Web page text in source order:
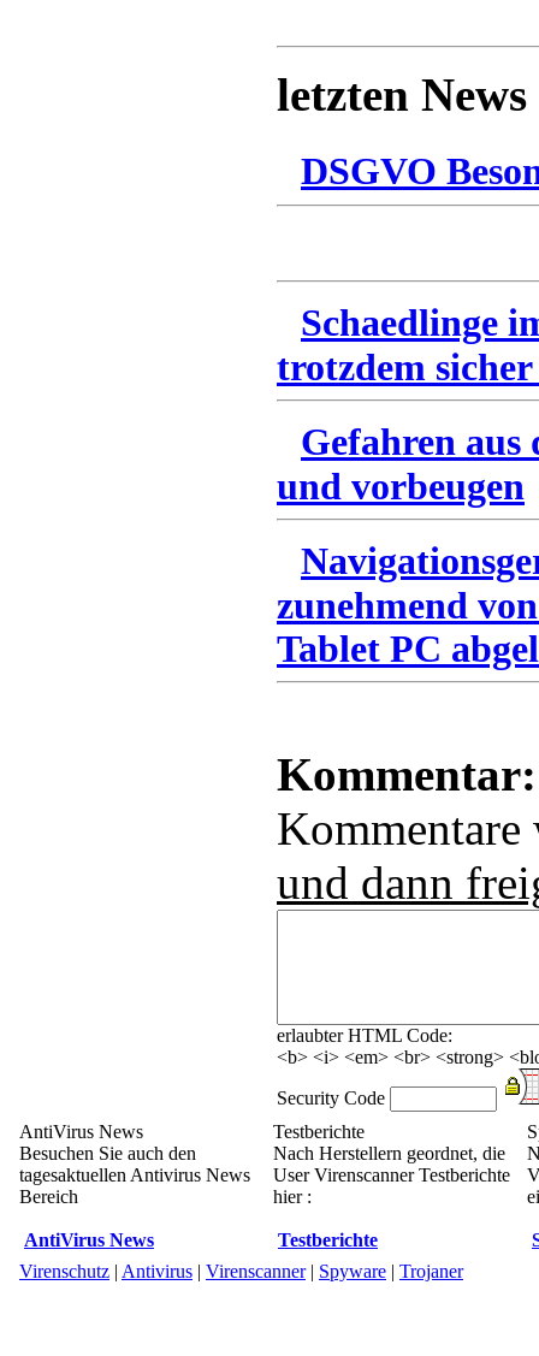
letzten News
DSGVO
Schaedlinge
trotzdem
Gefahren
und vorbeugen
zunehmend
Tablet PC
Kommentar:
und dann
erlaubter HTML Code:
<b> <i> <em> <br> <strong>
Security Code
AntiVirus News
Besuchen Sie auch den
tagesaktuellen Antivirus News
Bereich
AntiVirus News
Testberichte
Nach Herstellern geordnet, die
User Virenscanner Testberichte
hier :
Testberichte
Virenschutz | Antivirus | Virenscanner| Spyware | Trojaner